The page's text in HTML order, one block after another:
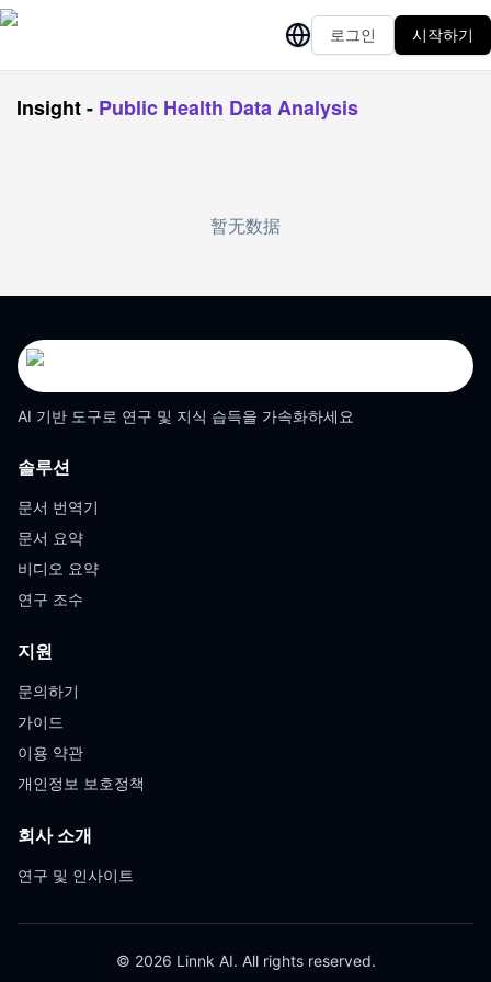
로그인 시작하기
Insight- Public Health Data Analysis
暂无数据
AI 기반 도구로 연구 및 지식 습득을 가속화하세요
솔루션
문서 번역기
문서 요약
비디오 요약
연구 조수
지원
문의하기
가이드
이용 약관
개인정보 보호정책
회사 소개
연구 및 인사이트
© 2026 Linnk AI. All rights reserved.